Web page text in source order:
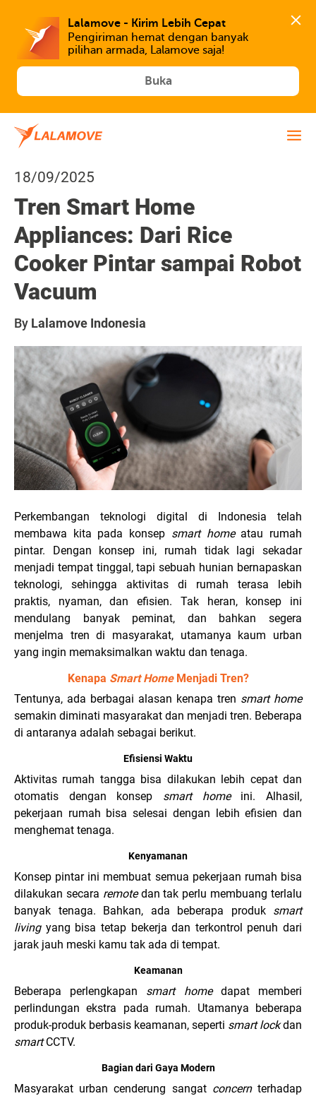
Lalamove - Kirim Lebih Cepat
Pengiriman hemat dengan banyak
Buka
18/09/2025
Tren Smart Home
Appliances: Dari Rice
Cooker Pintar sampai Robot
Vacuum
By Lalamove Indonesia
Perkembangan teknologi digital di Indonesia telah
membawa kita pada konsep smart home atau rumah
pintar. Dengan konsep ini, rumah tidak lagi sekadar
menjadi tempat tinggal, tapi sebuah hunian bernapaskan
teknologi, sehingga aktivitas di rumah terasa lebih
praktis, nyaman, dan efisien. Tak heran, konsep ini
mendulang banyak peminat, dan bahkan segera
menjelma tren di masyarakat, utamanya kaum urban
yang ingin memaksimalkan waktu dan tenaga.
Kenapa Smart Home Menjadi Tren?
Tentunya, ada berbagai alasan kenapa tren smart home
semakin diminati masyarakat dan menjadi tren. Beberapa
di antaranya adalah sebagai berikut.
Efisiensi Waktu
Aktivitas rumah tangga bisa dilakukan lebih cepat dan
otomatis dengan konsep smart home ini. Alhasil,
pekerjaan rumah bisa selesai dengan lebih efisien dan
menghemat tenaga.
Kenyamanan
Konsep pintar ini membuat semua pekerjaan rumah bisa
dilakukan secara remotedan tak perlu membuang terlalu
banyak tenaga. Bahkan, ada beberapa produk smart
living yang bisa tetap bekerja dan terkontrol penuh dari
jarak jauh meski kamu tak ada di tempat.
Keamanan
Beberapa perlengkapan smart home dapat memberi
perlindungan ekstra pada rumah. Utamanya beberapa
produk-produk berbasis keamanan, seperti smart lockdan
smartCCTV.
Bagian dari Gaya Modern
Masyarakat urban cenderung sangat concernterhadap